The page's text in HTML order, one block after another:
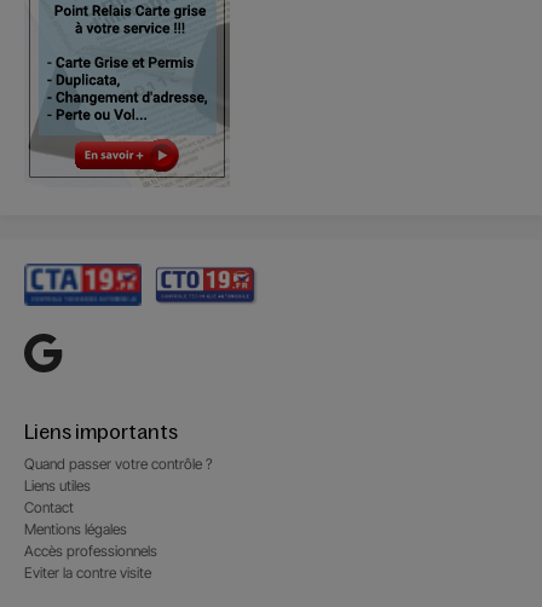
Liens importants
Quand passer votre contrôle ?
Liens utiles
Contact
Mentions légales
Accès professionnels
Eviter la contre visite